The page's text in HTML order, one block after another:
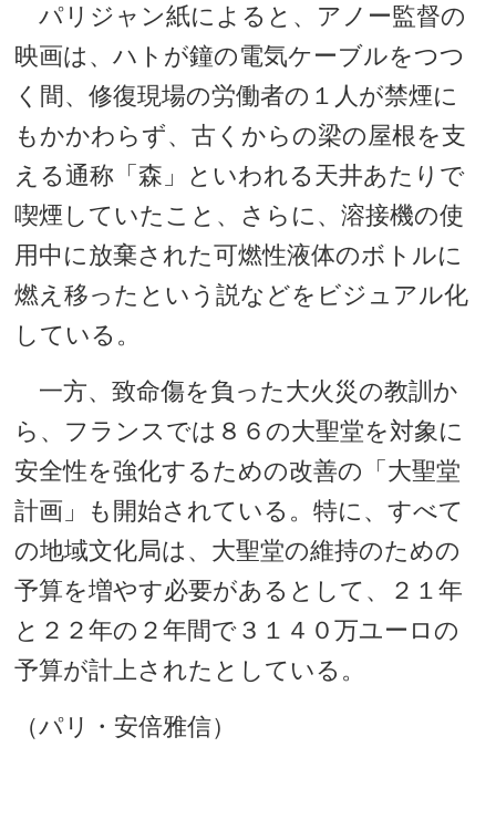
パリジャン紙によると、アノー監督の
映画は、ハトが鐘の電気ケーブルをつつ
く間、修復現場の労働者の１人が禁煙に
もかかわらず、古くからの梁の屋根を支
える通称「森」といわれる天井あたりで
喫煙していたこと、さらに、溶接機の使
用中に放棄された可燃性液体のボトルに
燃え移ったという説などをビジュアル化
している。
一方、致命傷を負った大火災の教訓か
ら、フランスでは８６の大聖堂を対象に
安全性を強化するための改善の「大聖堂
計画」も開始されている。特に、すべて
の地域文化局は、大聖堂の維持のための
予算を増やす必要があるとして、２１年
と２２年の２年間で３１４０万ユーロの
予算が計上されたとしている。
（パリ・安倍雅信）